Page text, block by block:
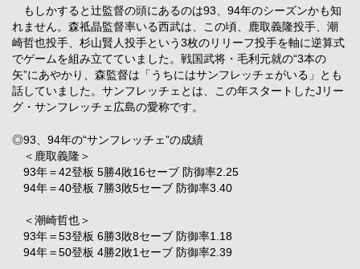
もしかすると辻監督の頭にあるのは93、94年のシーズンかも知
れません。森祗晶監督率いる西武は、この頃、鹿取義隆投手、潮
崎哲也投手、杉山賢人投手という3枚のリリーフ投手を軸に逆算式
でゲームを組み立てていました。戦国武将・毛利元就の“3本の
矢”にあやかり、森監督は「うちにはサンフレッチェがいる」とも
話していました。サンフレッチェとは、この年スタートしたJリー
グ・サンフレッチェ広島の愛称です。
◎93、94年の“サンフレッチェ”の成績
＜鹿取義隆＞
93年＝42登板 5勝4敗16セーブ 防御率2.25
94年＝40登板 7勝3敗5セーブ 防御率3.40
＜潮崎哲也＞
93年＝53登板 6勝3敗8セーブ 防御率1.18
94年＝50登板 4勝2敗1セーブ 防御率2.39